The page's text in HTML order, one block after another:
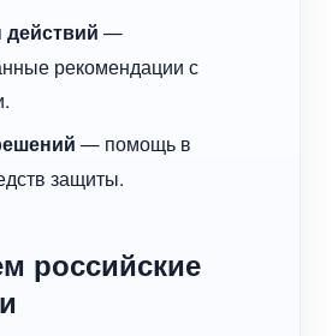
действий —
рекомендации с
— помощь в
защиты.
российские